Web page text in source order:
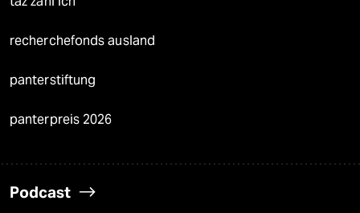
recherchefonds ausland
panterstiftung
panterpreis 2026
Podcast